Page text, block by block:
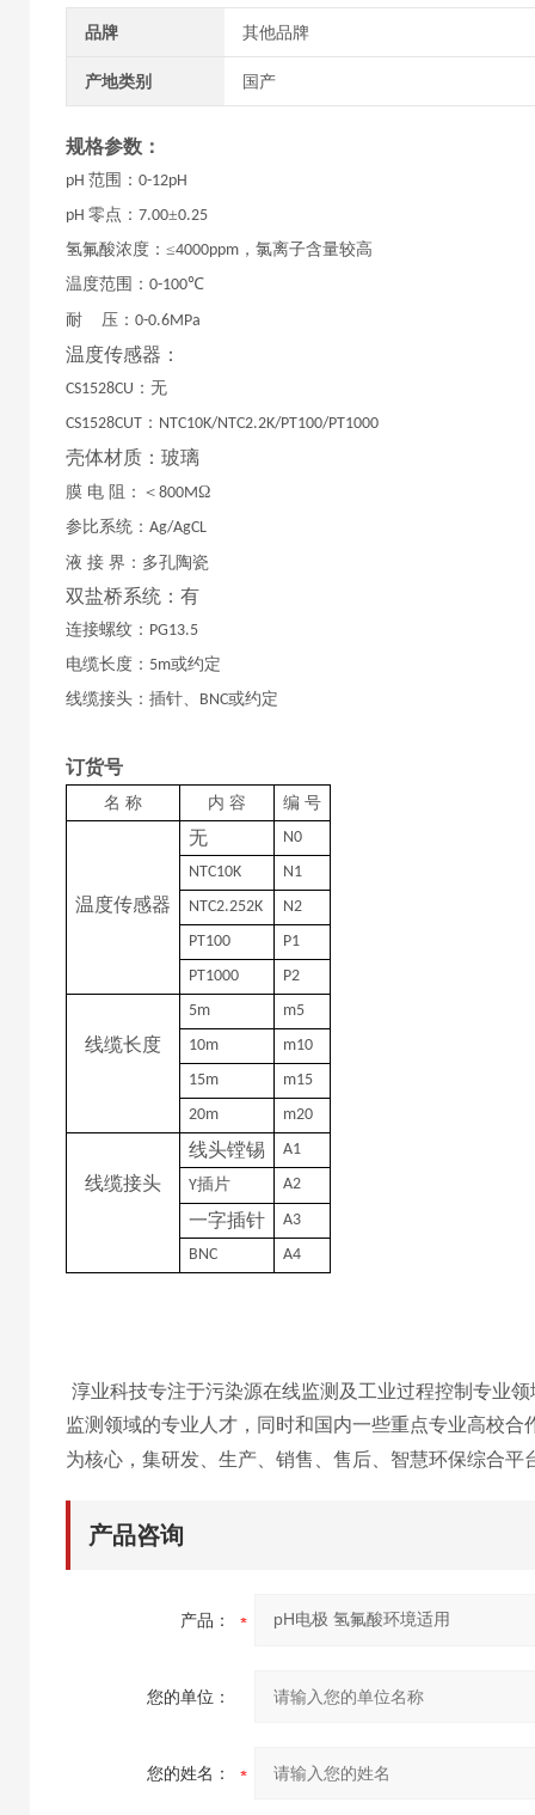
品牌 其他品牌
产地类别 国产
规格参数：
pH 范围： 0-12pH
pH 零点： 7.00±0.25
氢氟酸浓度： ≤4000ppm ，氯离子含量较高
温度范围： 0-100℃
耐
压： 0-0.6MPa
温度传感器：
CS1528CU ：无
CS1528CUT ： NTC10K/NTC2.2K/PT100/PT1000
壳体材质：玻璃
膜 电 阻：＜ 800MΩ
参比系统： Ag/AgCL
液 接 界：多孔陶瓷
双盐桥系统：有
连接螺纹： PG13.5
电缆长度： 5m或约定
线缆接头：插针、 BNC或约定
订货号
名 称 内 容 编 号
温度传感器
无
N0
NTC10K
N1
NTC2.252K
N2
PT100
P1
PT1000
P2
线缆长度
5m
m5
10m
m10
15m
m15
20m
m20
线缆接头
线头镗锡
A1
Y插片 A2
一字插针
A3
BNC
A4
淳业科技专注于污染源在线监测及工业过程控制专业
监测领域的专业人才，同时和国内一些重点专业高校合
为核心，集研发、生产、销售、售后、智慧环保综合平
产品咨询
产品：
您的单位：
您的姓名：